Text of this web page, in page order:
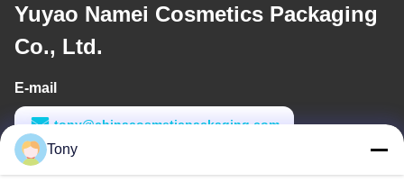
Yuyao Namei Cosmetics Packaging
Co., Ltd.
E-mail
tony@chinacosmeticpackaging.com
Waktu Kerja
Tony